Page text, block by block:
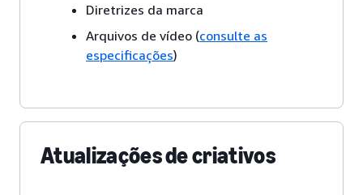
Diretrizes da marca
Arquivos de vídeo (consulte as
especificações)
Atualizações de criativos